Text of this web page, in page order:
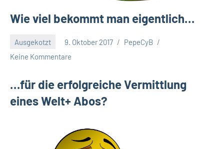
Wie viel bekommt man eigentlich…
Ausgekotzt 9. Oktober 2017
PepeCyB
Keine Kommentare
…für die erfolgreiche Vermittlung
eines Welt+ Abos?